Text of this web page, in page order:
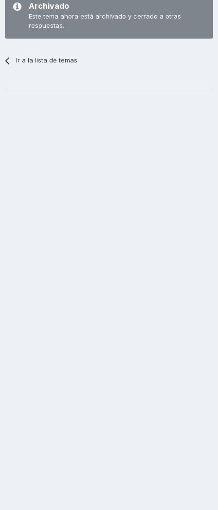
Archivado
Este tema ahora está archivado y cerrado a otras
respuestas.
Ir a la lista de temas